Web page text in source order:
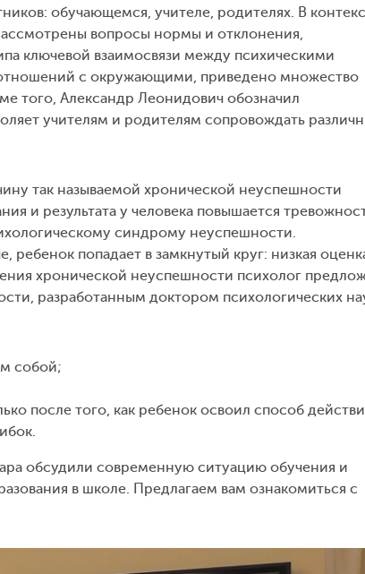
обучающемся, учителе, родителях. В
вопросы нормы и отклонения,
ключевой взаимосвязи между психическими
с окружающими, приведено множество
того, Александр Леонидович обозначил
учителям и родителям сопровождать
так называемой хронической неуспешности
и результата у человека повышается
синдрому неуспешности.
ребенок попадает в замкнутый круг: низкая
хронической неуспешности психолог
разработанным доктором психологических
собой;
после того, как ребенок освоил способ
обсудили современную ситуацию обучения и
в школе. Предлагаем вам ознакомиться с